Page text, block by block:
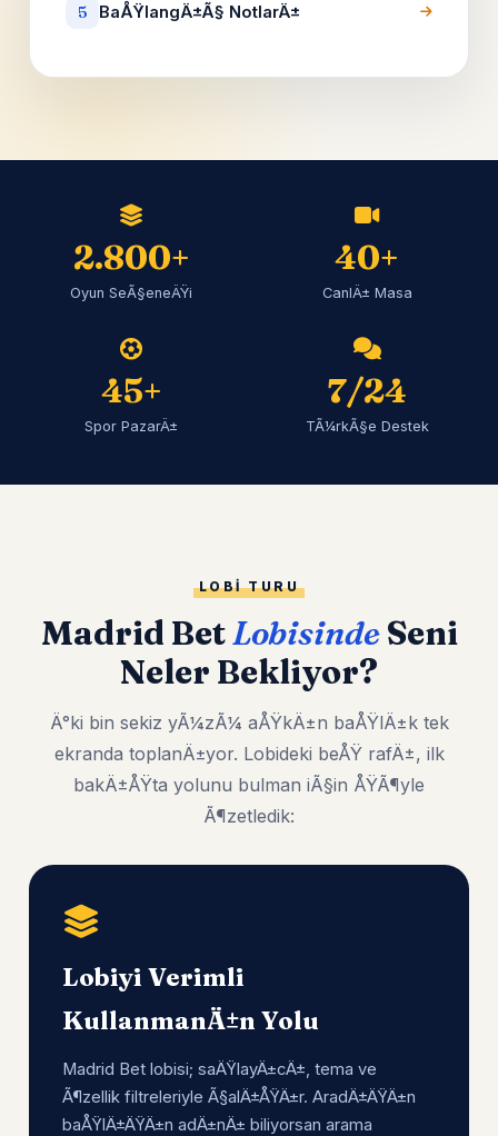
5 BaÅŸlangÄ±Ã§ NotlarÄ±
2.800+
Oyun SeÃ§eneÄŸi
40+
CanlÄ± Masa
45+
Spor PazarÄ±
7/24
TÃ¼rkÃ§e Destek
LOBI TURU
Madrid BetLobisindeSeni
Neler Bekliyor?
Ä°ki bin sekiz yÃ¼zÃ¼ aÅŸkÄ±n baÅŸlÄ±k tek
ekranda toplanÄ±yor. Lobideki beÅŸ rafÄ±, ilk
bakÄ±ÅŸta yolunu bulman iÃ§in ÅŸÃ¶yle
Ã¶zetledik:
Lobiyi Verimli
KullanmanÄ±n Yolu
Madrid Bet lobisi; saÄŸlayÄ±cÄ±, tema ve
Ã¶zellik filtreleriyle Ã§alÄ±ÅŸÄ±r. AradÄ±ÄŸÄ±n
baÅŸlÄ±ÄŸÄ±n adÄ±nÄ± biliyorsan arama